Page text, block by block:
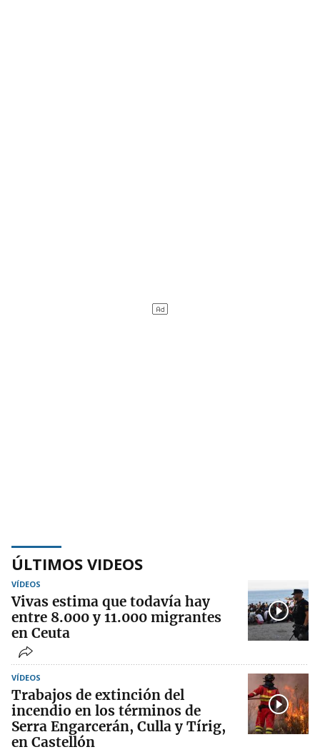
ÚLTIMOS VIDEOS
VÍDEOS
Vivas estima que todavía hay
entre 8.000 y 11.000 migrantes
en Ceuta
VÍDEOS
Trabajos de extinción del
incendio en los términos de
Serra Engarcerán, Culla y Tírig,
en Castellón